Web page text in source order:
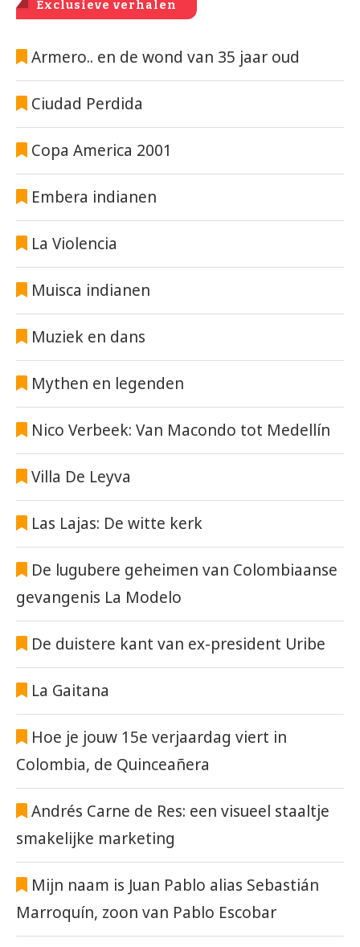
Exclusieve verhalen
Armero.. en de wond van 35 jaar oud
Ciudad Perdida
Copa America 2001
Embera indianen
La Violencia
Muisca indianen
Muziek en dans
Mythen en legenden
Nico Verbeek: Van Macondo tot Medellín
Villa De Leyva
Las Lajas: De witte kerk
De lugubere geheimen van Colombiaanse
gevangenis La Modelo
De duistere kant van ex-president Uribe
La Gaitana
Hoe je jouw 15e verjaardag viert in
Colombia, de Quinceañera
Andrés Carne de Res: een visueel staaltje
smakelijke marketing
Mijn naam is Juan Pablo alias Sebastián
Marroquín, zoon van Pablo Escobar